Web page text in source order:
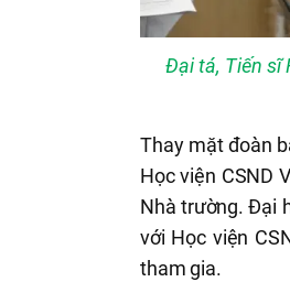
Đại tá, Tiến sĩ
Thay mặt đoàn
Học viện CSND
Nhà trường.Đại
với Học viện
tham gia.